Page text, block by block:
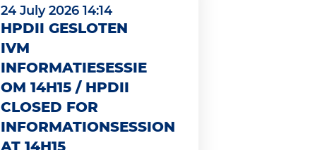
24 July 2026 14:14
HPDII GESLOTEN
IVM
INFORMATIESESSIE
OM 14H15 / HPDII
CLOSED FOR
INFORMATIONSESSION